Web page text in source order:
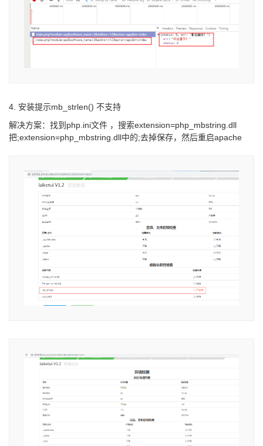
4. 安装提示mb_strlen() 不支持
解决方案：找到php.ini文件 ，搜索extension=php_mbstring.dll
把;extension=php_mbstring.dll中的;去掉保存，然后重启apache